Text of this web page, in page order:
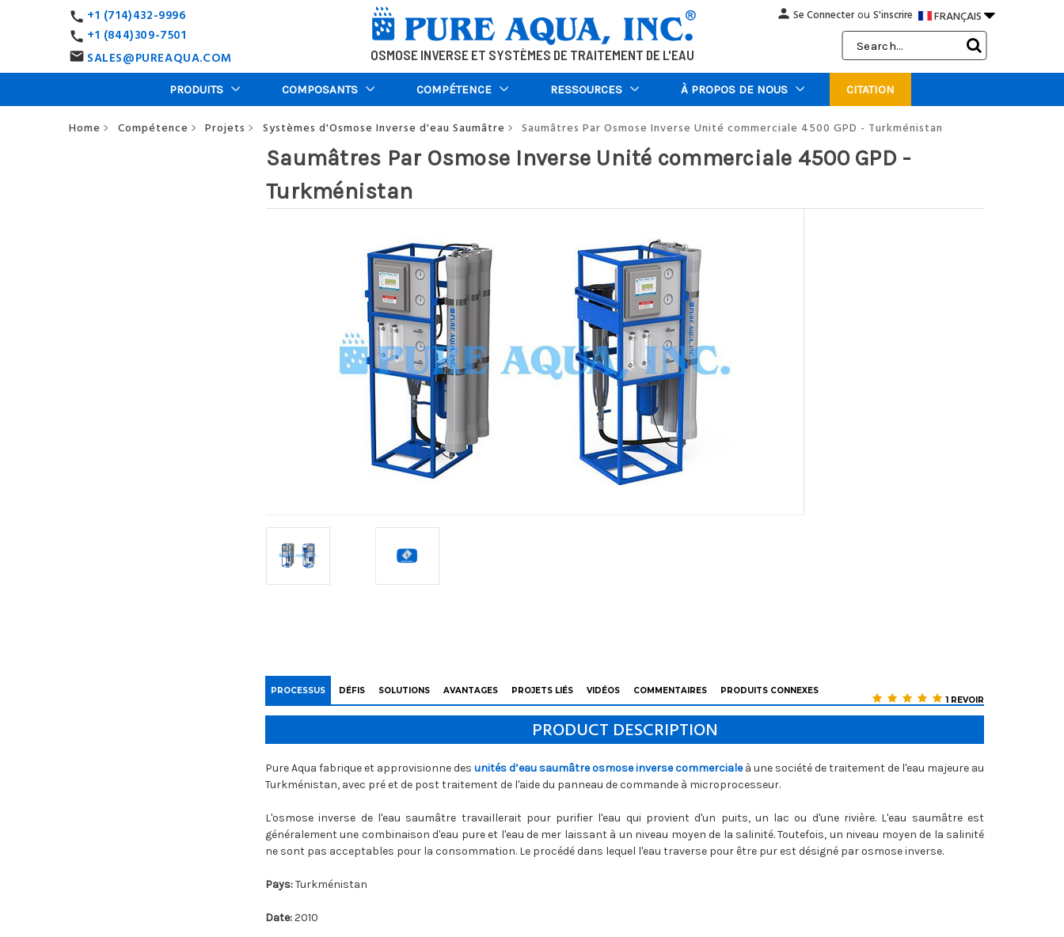
call +1 (714)432-9996
call +1 (844)309-7501
email SALES@PUREAQUA.COM OSMOSE INVERSE ET SYSTÈMES DE TRAITEMENT DE L'EAU
person Se Connecter ou S'inscrire FRANÇAIS
Keyword:
PRODUITS COMPOSANTS COMPÉTENCE RESSOURCES À PROPOS DE NOUS CITATION
Home > Compétence > Projets > Systèmes d'Osmose Inverse d'eau Saumâtre > Saumâtres Par Osmose Inverse Unité commerciale 4500 GPD - Turkménistan
Saumâtres Par Osmose Inverse Unité commerciale 4500 GPD -
Turkménistan
PROCESSUS DÉFIS SOLUTIONS AVANTAGES PROJETS LIÉS VIDÉOS COMMENTAIRES
PRODUITS CONNEXES
1 REVOIR
PRODUCT DESCRIPTION
Pure Aqua fabrique et approvisionne des unités d’eau saumâtre osmose inverse commercialeà une société de traitement de l'eau majeure au
Turkménistan, avec pré et de post traitement de l'aide du panneau de commande à microprocesseur.
L'osmose inverse de l'eau saumâtre travaillerait pour purifier l'eau qui provient d'un puits, un lac ou d'une rivière. L'eau saumâtre est
généralement une combinaison d'eau pure et l'eau de mer laissant à un niveau moyen de la salinité. Toutefois, un niveau moyen de la salinité
ne sont pas acceptables pour la consommation. Le procédé dans lequel l'eau traverse pour être pur est désigné par osmose inverse.
Pays:Turkménistan
Date:2010